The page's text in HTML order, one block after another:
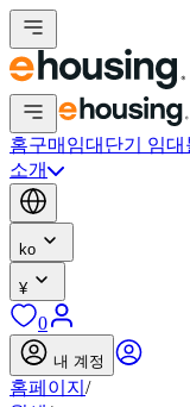
홈구매 임대 단기 임대
소개
ko
¥
0
내 계정
홈페이지 /